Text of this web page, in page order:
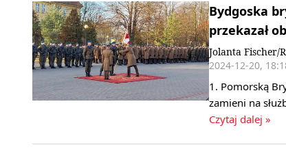
Bydgoska
przekazał
Jolanta Fischer/
2024-12-20,
1. Pomorską
zamieni na
Czytaj dalej »